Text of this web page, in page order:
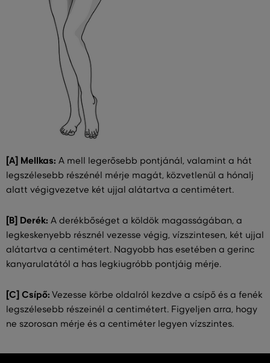
[A] Mellkas: A mell legerősebb pontjánál, valamint a hát
legszélesebb részénél mérje magát, közvetlenül a hónalj
alatt végigvezetve két ujjal alátartva a centimétert.
[B] Derék: A derékbőséget a köldök magasságában, a
legkeskenyebb résznél vezesse végig, vízszintesen, két ujjal
alátartva a centimétert. Nagyobb has esetében a gerinc
kanyarulatától a has legkiugróbb pontjáig mérje.
[C] Csípő: Vezesse körbe oldalról kezdve a csípő és a fenék
legszélesebb részeinél a centimétert. Figyeljen arra, hogy
ne szorosan mérje és a centiméter legyen vízszintes.